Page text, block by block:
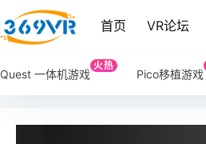
首页 VR论坛
Quest 一体机游戏
火热
Pico移植游戏